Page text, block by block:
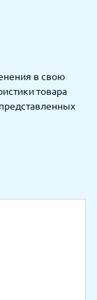
в свою
товара